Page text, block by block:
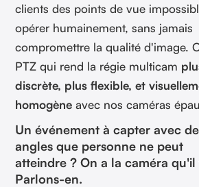
clients des points de vue
opérer humainement, sans jamais
compromettre la qualité d'image.
PTZ qui rend la régie multicam
discrète, plus flexible, et
homogène avec nos caméras
Un événement à capter avec
angles que personne ne peut
atteindre ? On a la caméra qu'il
Parlons-en.